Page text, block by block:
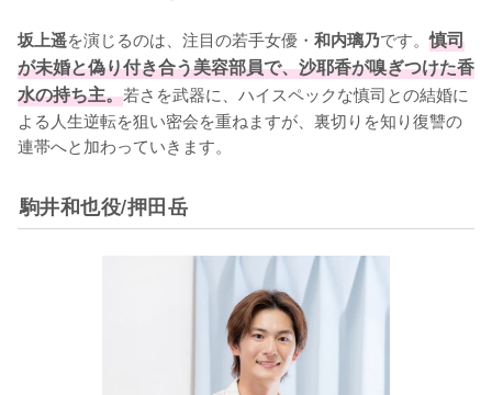
坂上遥を演じるのは、注目の若手女優・ 和内璃乃です。慎司
が未婚と偽り付き合う美容部員で、沙耶香が嗅ぎつけた香
水の持ち主。若さを武器に、ハイスペックな慎司との結婚に
よる人生逆転を狙い密会を重ねますが、裏切りを知り復讐の
連帯へと加わっていきます。
駒井和也役/押田岳